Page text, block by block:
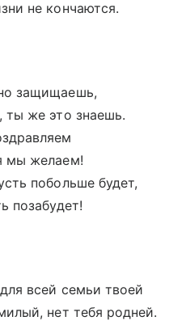
не кончаются.
защищаешь,
же это знаешь.
мы желаем!
побольше будет,
позабудет!
всей семьи твоей
нет тебя родней.